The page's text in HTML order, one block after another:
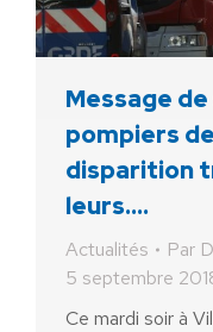
Message
pompiers
disparition
leurs….
Actualités Par
5 septembre
Ce mardi soir à